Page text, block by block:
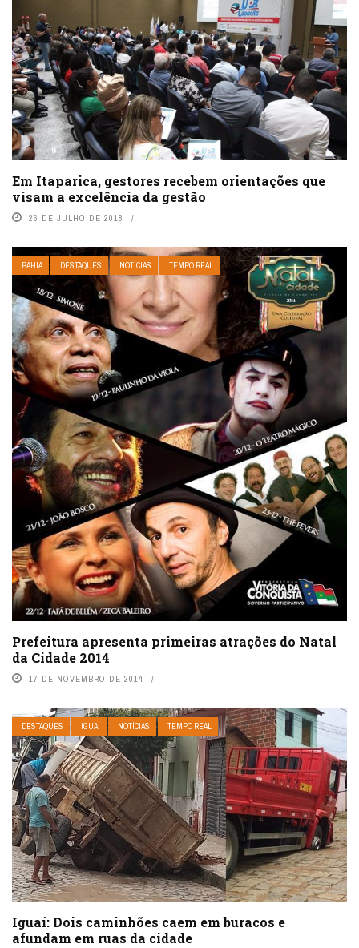
Em Itaparica, gestores recebem orientações que
visam a excelência da gestão
26 DE JULHO DE 2018
BAHIA DESTAQUES NOTÍCIAS TEMPO REAL
Prefeitura apresenta primeiras atrações do Natal
da Cidade 2014
17 DE NOVEMBRO DE 2014
DESTAQUES IGUAÍ NOTÍCIAS TEMPO REAL
Iguaí: Dois caminhões caem em buracos e
afundam em ruas da cidade